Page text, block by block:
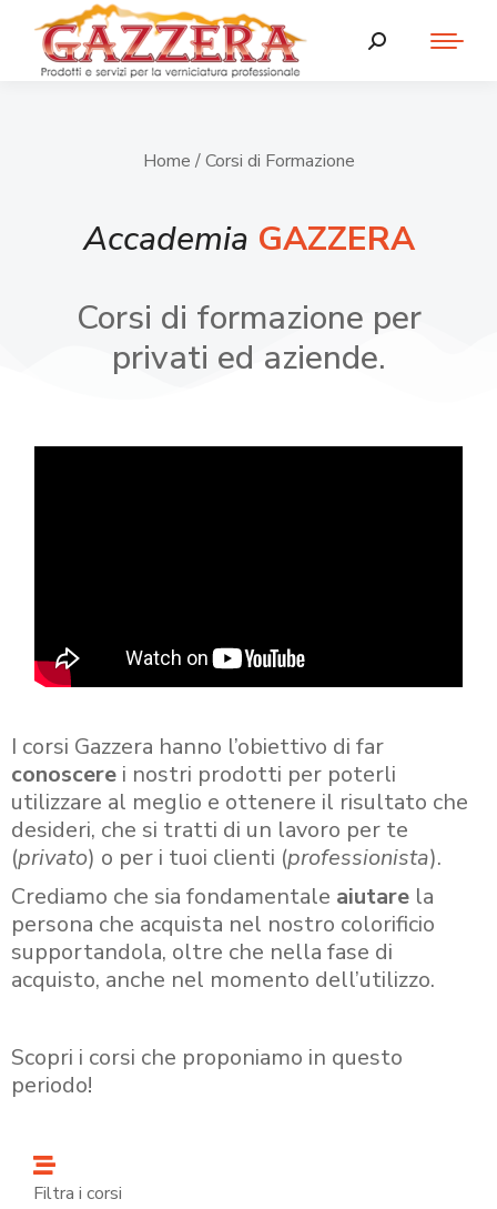
Home / Corsi di Formazione
Accademia GAZZERA
Corsi di formazione per
privati ed aziende.
I corsi Gazzera hanno l’obiettivo di far
conoscere i nostri prodotti per poterli
utilizzare al meglio e ottenere il risultato che
desideri, che si tratti di un lavoro per te
(privato) o per i tuoi clienti (professionista).
Crediamo che sia fondamentale aiutare la
persona che acquista nel nostro colorificio
supportandola, oltre che nella fase di
acquisto, anche nel momento dell’utilizzo.
Scopri i corsi che proponiamo in questo
periodo!
Filtra i corsi